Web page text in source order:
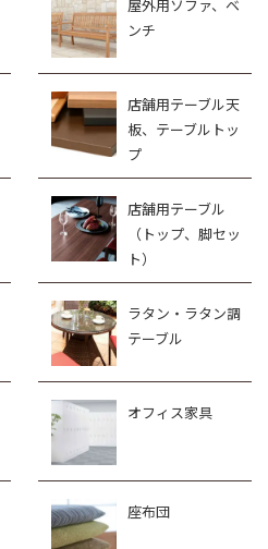
屋外用ソファ、ベ
ンチ
店舗用テーブル天
板、テーブルトッ
プ
店舗用テーブル
（トップ、脚セッ
ト）
ラタン・ラタン調
テーブル
オフィス家具
座布団